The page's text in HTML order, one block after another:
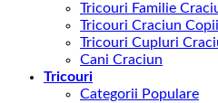
Tricouri Familie
Tricouri Craciun Copii
Tricouri Cupluri
Cani Craciun
Tricouri
Categorii Populare